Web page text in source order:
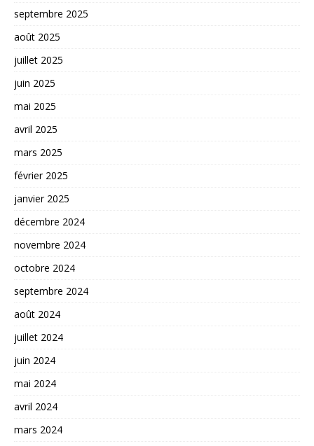
septembre 2025
août 2025
juillet 2025
juin 2025
mai 2025
avril 2025
mars 2025
février 2025
janvier 2025
décembre 2024
novembre 2024
octobre 2024
septembre 2024
août 2024
juillet 2024
juin 2024
mai 2024
avril 2024
mars 2024